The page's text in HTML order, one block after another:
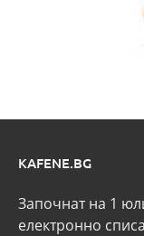
KAFENE.BG
Започнат на 1
eлектронно